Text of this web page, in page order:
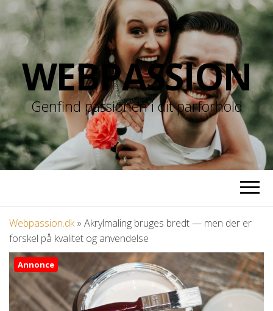
WEBPASSION
Genfind passionen i dit parforhold
Webpassion.dk» Akrylmaling bruges bredt — men der er
forskel på kvalitet og anvendelse
Annonce